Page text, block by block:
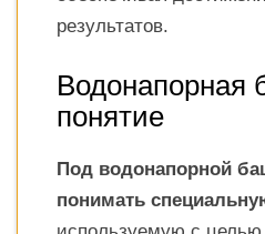
результатов.
Водонапорная
понятие
Под водонапорной
понимать